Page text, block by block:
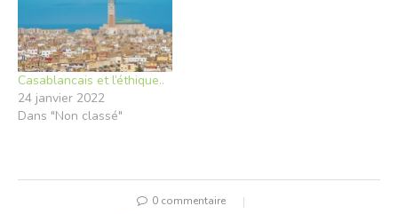
Casablancais et l’éthique..
24 janvier 2022
Dans "Non classé"
0 commentaire